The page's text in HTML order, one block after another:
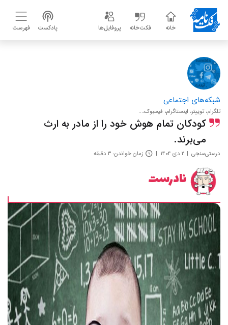
خانه فکت‌خانه پروفایل‌ها پادکست فهرست
شبکه‌های اجتماعی
تلگرام، توییتر، اینستاگرام، فیسبوک،...
کودکان تمام هوش خود را از مادر به ارث
می‌برند.
درستی‌سنجی ۲ دی ۱۴۰۴ زمان خواندن: ۳ دقیقه
نادرست